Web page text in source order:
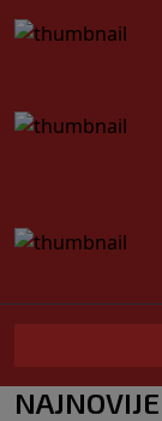
NAJNOVIJE